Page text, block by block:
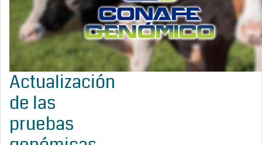
Actualización
de las
pruebas